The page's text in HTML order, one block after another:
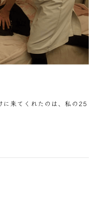
に来てくれたのは、私の25